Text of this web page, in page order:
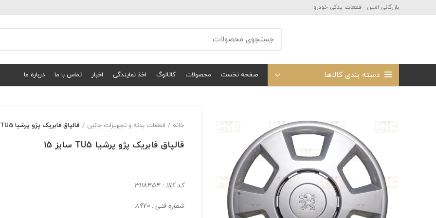
بازرگانی امین - قطعات یدکی خودرو
دسته بندی کالاها صفحه نخست محصولات کاتالوگ اخذ نمایندگی اخبار تماس با ما درباره ما
خانه قطعات بدنه و تجهیزات جانبی قالپاق فابریک پژو پرشیا TU5 سایز 15
قالپاق فابریک پژو پرشیا TU5 سایز 15
کد کالا : 3118454
شماره فنی : 8970